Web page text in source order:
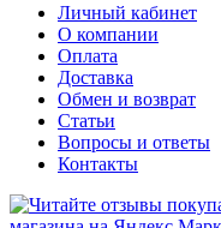
Личный кабинет
О компании
Оплата
Доставка
Обмен и возврат
Статьи
Вопросы и ответы
Контакты